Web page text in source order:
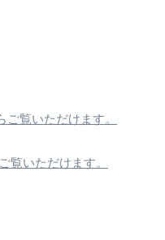
覧いただけます。
覧いただけます。